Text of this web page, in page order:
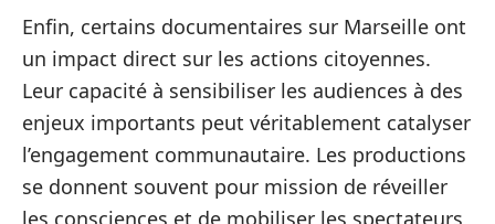
Enfin, certains documentaires sur Marseille ont
un impact direct sur les actions citoyennes.
Leur capacité à sensibiliser les audiences à des
enjeux importants peut véritablement catalyser
l’engagement communautaire. Les productions
se donnent souvent pour mission de réveiller
les consciences et de mobiliser les spectateurs